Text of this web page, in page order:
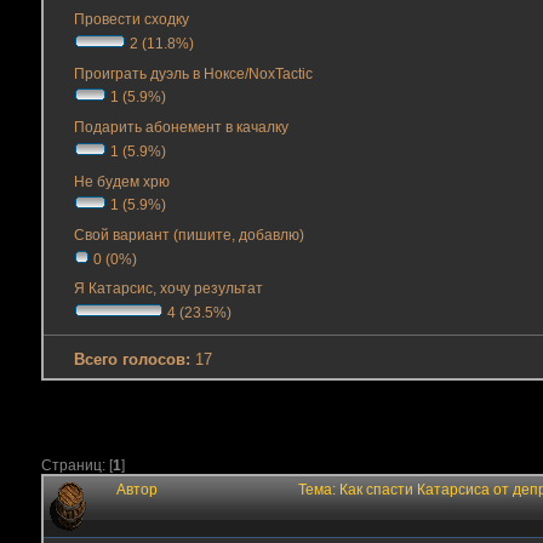
Провести сходку
2 (11.8%)
Проиграть дуэль в Ноксе/NoxTactic
1 (5.9%)
Подарить абонемент в качалку
1 (5.9%)
Не будем хрю
1 (5.9%)
Свой вариант (пишите, добавлю)
0 (0%)
Я Катарсис, хочу результат
4 (23.5%)
Всего голосов: 17
Страниц: [1]
Автор Тема: Как спасти Катарсиса от